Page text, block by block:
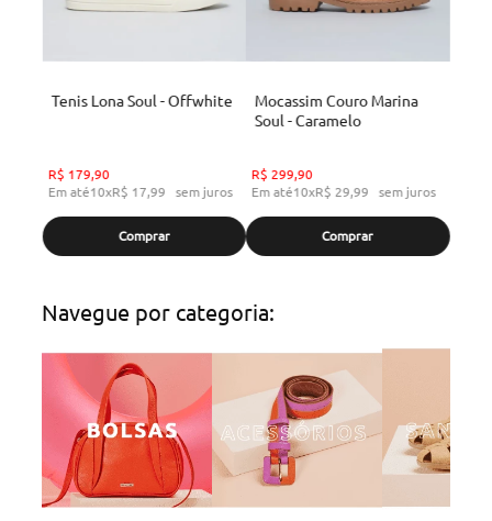
Tenis Lona Soul - Offwhite
R$ 179,90
Em até10xR$ 17,99 sem juros
Comprar
Mocassim Couro Marina
Soul - Caramelo
R$ 299,90
Em até10xR$ 29,99 sem juros
Comprar
Navegue por categoria: